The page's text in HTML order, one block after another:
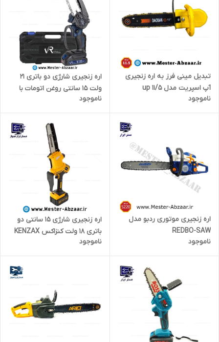
تبدیل مینی فرز به اره زنجیری
آپ اسپریت مدل up 11/5
ناموجود
اره زنجیری شارژی دو باتری 21
ولت 15 سانتی روغن اتومات با
کیف و گارانتی ویوارکس مدل
VIVAREX VR2106P-CS
ناموجود
اره زنجیری موتوری ردبو مدل
REDBO-SAW
ناموجود
اره زنجیری شارژی 15 سانتی دو
باتری 18 ولت کنزاکس KENZAX
KCC-8418
ناموجود